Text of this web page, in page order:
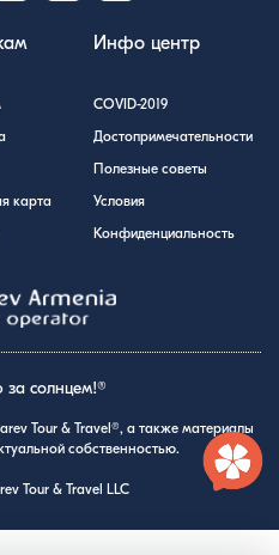
карта
Инфо центр
COVID-2019
Достопримечательности
Полезные советы
Условия
Конфиденциальность
солнцем!®
Tour & Travel®, а также материалы
собственностью.
Tour & Travel LLC